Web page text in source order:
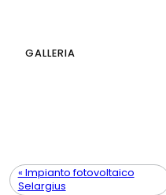
GALLERIA
« Impianto fotovoltaico
Selargius